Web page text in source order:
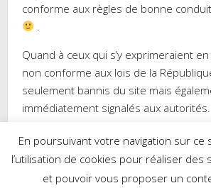
conforme aux règles de bonne
Quand à ceux qui s’y exprimeraient
non conforme aux lois de la
seulement bannis du site mais
immédiatement signalés aux autorités.
Réalisé par WordPress|Thème :Trusted
En poursuivant votre navigation sur ce
l’utilisation de cookies pour réaliser des
et pouvoir vous proposer un